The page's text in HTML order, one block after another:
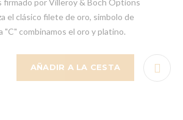
el clásico filete de oro, simbolo de
"C" combinamos el oro y platino.
AÑADIR A LA CESTA